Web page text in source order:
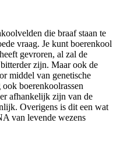
die braaf staan te
vraag. Je kunt boerenkool
gevroren, al zal de
zijn. Maar ook de
middel van genetische
boerenkoolrassen
afhankelijk zijn van de
Overigens is dit een wat
van levende wezens